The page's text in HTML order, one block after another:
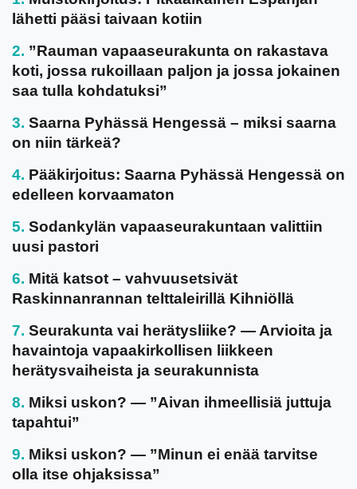
lähetti pääsi taivaan kotiin
”Rauman vapaaseurakunta on rakastava
koti, jossa rukoillaan paljon ja jossa jokainen
saa tulla kohdatuksi”
Saarna Pyhässä Hengessä – miksi saarna
on niin tärkeä?
Pääkirjoitus: Saarna Pyhässä Hengessä on
edelleen korvaamaton
Sodankylän vapaaseurakuntaan valittiin
uusi pastori
Mitä katsot – vahvuusetsivät
Raskinnanrannan telttaleirillä Kihniöllä
Seurakunta vai herätysliike? — Arvioita ja
havaintoja vapaakirkollisen liikkeen
herätysvaiheista ja seurakunnista
Miksi uskon? — ”Aivan ihmeellisiä juttuja
tapahtui”
Miksi uskon? — ”Minun ei enää tarvitse
olla itse ohjaksissa”